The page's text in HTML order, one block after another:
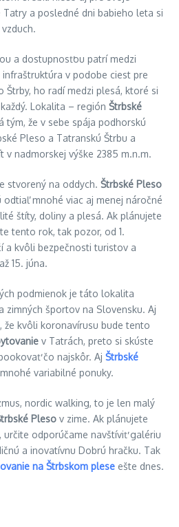
Tatry a posledné dni babieho leta si
a dostupnosťou patrí medzi
v podobe ciest pre
Štrby, ho radí medzi plesá, ktoré si
Lokalita – región Štrbské
tým, že v sebe spája podhorskú
Pleso a Tatranskú Štrbu a
v nadmorskej výške 2385 m.n.m.
stvorený na oddych. Štrbské Pleso
odtiaľ mnohé viac aj menej náročné
štíty, doliny a plesá. Ak plánujete
tento rok, tak pozor, od 1.
a kvôli bezpečnosti turistov a
15. júna.
podmienok je táto lokalita
zimných športov na Slovensku. Aj
že kvôli koronavírusu bude tento
v Tatrách, preto si skúste
čo najskôr. Aj Štrbské
variabilné ponuky.
nordic walking, to je len malý
Pleso v zime. Ak plánujete
odporúčame navštíviť galériu
a inovatívnu Dobrú hračku. Tak
na Štrbskom plese ešte dnes.